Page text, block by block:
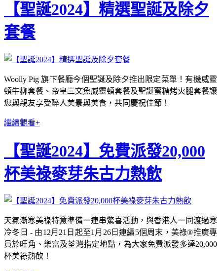
【聖誕2024】精選聖誕及除夕
套餐
Woolly Pig 旗下餐廳今個聖誕及除夕推出限定菜單！有機威靈
頓牛柳套餐、帝皇三文魚威靈頓套餐及聖誕蜜糖烤火腿套餐讓
您與親友享受醉人美景與美食，共同慶祝佳節！
繼續觀看+
【聖誕2024】免費派發20,000
杯美祿麥芽朱古力熱飲
天氣漸寒美祿特意準備一連串驚喜活動，與香港人一同渡過寒
冷冬日 - 由12月21日起至1月26日連續5個周末，美祿®推廣專
員於旺角、樂富及荃灣指定地點，為大家免費派發多達20,000
杯美祿熱飲！